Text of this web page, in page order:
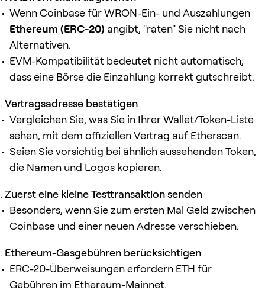
Wenn Coinbase für WRON-Ein- und Auszahlungen
Ethereum (ERC-20) angibt, "raten" Sie nicht nach
Alternativen.
EVM-Kompatibilität bedeutet nicht automatisch,
dass eine Börse die Einzahlung korrekt gutschreibt.
Vertragsadresse bestätigen
Vergleichen Sie, was Sie in Ihrer Wallet/Token-Liste
sehen, mit dem offiziellen Vertrag auf Etherscan.
Seien Sie vorsichtig bei ähnlich aussehenden Token,
die Namen und Logos kopieren.
Zuerst eine kleine Testtransaktion senden
Besonders, wenn Sie zum ersten Mal Geld zwischen
Coinbase und einer neuen Adresse verschieben.
Ethereum-Gasgebühren berücksichtigen
ERC-20-Überweisungen erfordern ETH für
Gebühren im Ethereum-Mainnet.